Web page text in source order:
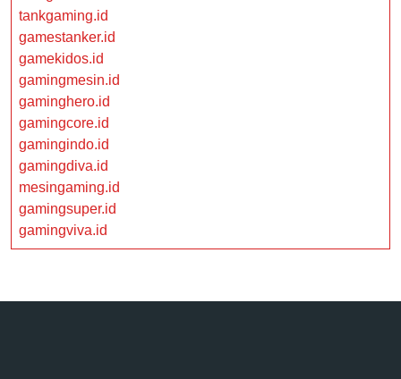
tankgaming.id
gamestanker.id
gamekidos.id
gamingmesin.id
gaminghero.id
gamingcore.id
gamingindo.id
gamingdiva.id
mesingaming.id
gamingsuper.id
gamingviva.id